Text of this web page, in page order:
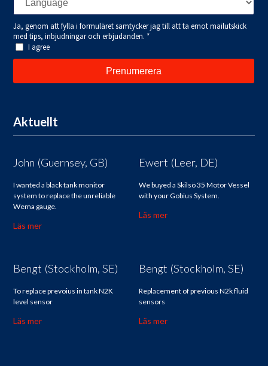
Aktuellt
John (Guernsey, GB)
I wanted a black tank monitor
system to replace the unreliable
Wema gauge.
Läs mer
Ewert (Leer, DE)
We buyed a Skilsö 35 Motor Vessel
with your Gobius System.
Läs mer
Bengt (Stockholm, SE)
To replace prevoius in tank N2K
level sensor
Läs mer
Bengt (Stockholm, SE)
Replacement of previous N2k fluid
sensors
Läs mer